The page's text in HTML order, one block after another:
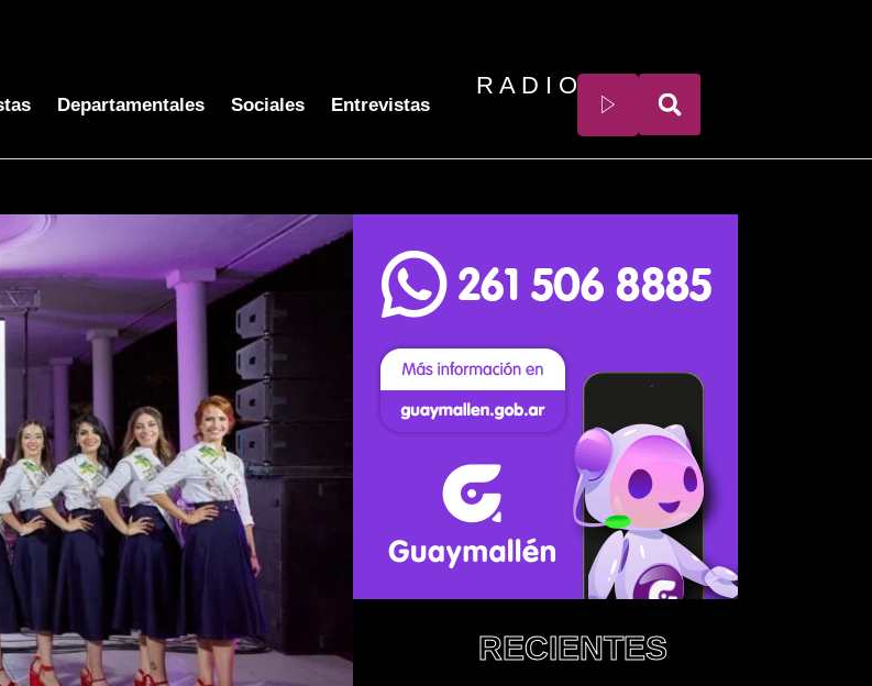
Departamentales Sociales Entrevistas
R A D I O
RECIENTES